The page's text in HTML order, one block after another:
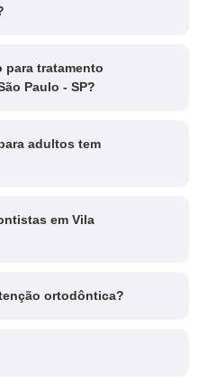
para tratamento
Paulo - SP?
adultos tem
em Vila
ortodôntica?